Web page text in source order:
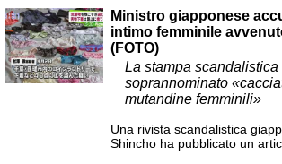
Ministro giapponese
intimo femminile
(FOTO)
La stampa scandalistica
soprannominato
mutandine femminili»
Una rivista scandalistica
Shincho ha pubblicato un